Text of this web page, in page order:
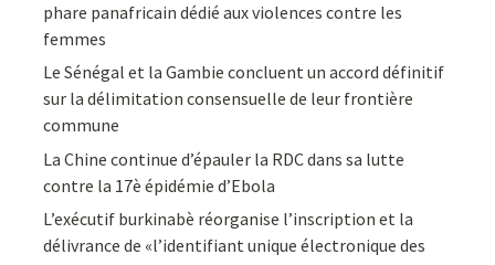
phare panafricain dédié aux violences contre les
femmes
Le Sénégal et la Gambie concluent un accord définitif
sur la délimitation consensuelle de leur frontière
commune
La Chine continue d’épauler la RDC dans sa lutte
contre la 17è épidémie d’Ebola
L’exécutif burkinabè réorganise l’inscription et la
délivrance de «l’identifiant unique électronique des